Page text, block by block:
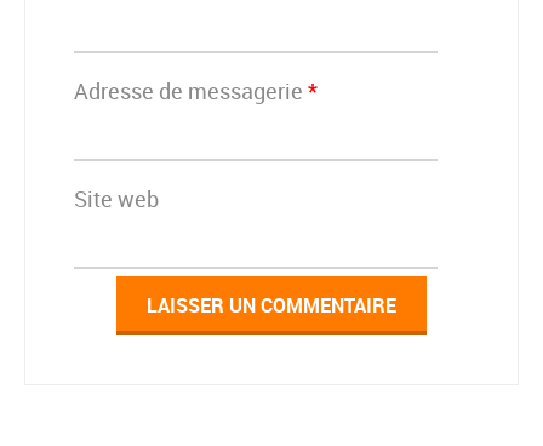
Adresse de messagerie *
Site web